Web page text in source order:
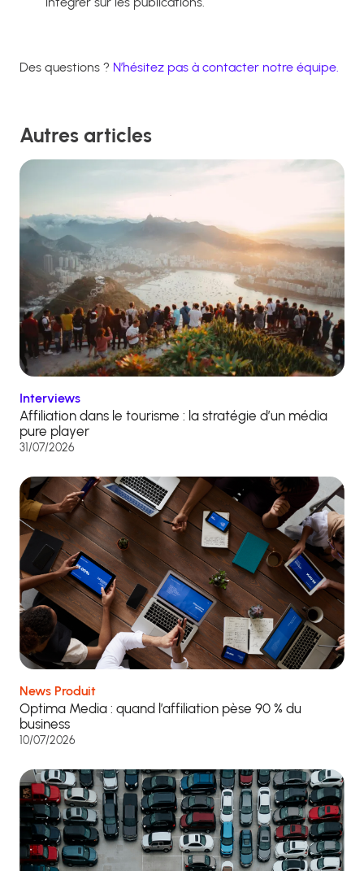
Des questions ? N’hésitez pas à contacter notre équipe.
Autres articles
Interviews
Affiliation dans le tourisme : la stratégie d’un média
pure player
31/07/2026
News Produit
Optima Media : quand l’affiliation pèse 90 % du
business
10/07/2026